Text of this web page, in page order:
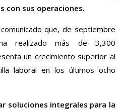
con sus operaciones.
que, de septiembre
realizado más de 3,300
un crecimiento superior al
laboral en los últimos ocho
soluciones integrales para la